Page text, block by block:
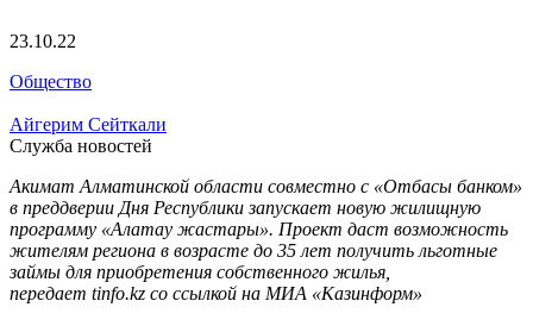
23.10.22
Общество
Айгерим Сейткали
Служба новостей
Акимат Алматинской области совместно с «Отбасы банком»
в преддверии Дня Республики запускает новую жилищную
программу «Алатау жастары». Проект даст возможность
жителям региона в возрасте до 35 лет получить льготные
займы для приобретения собственного жилья,
передает tinfo.kz со ссылкой на МИА «Казинформ»